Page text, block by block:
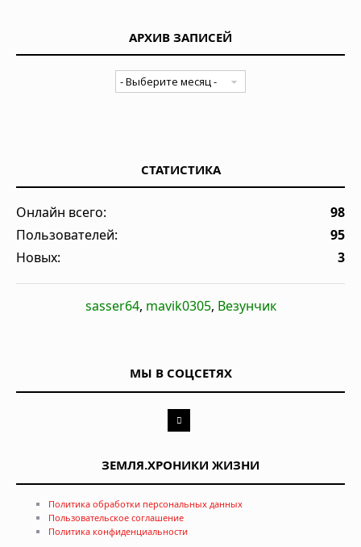
АРХИВ ЗАПИСЕЙ
СТАТИСТИКА
Онлайн всего:
98
Пользователей:
95
Новых:
3
sasser64, mavik0305, Везунчик
МЫ В СОЦСЕТЯХ
ЗЕМЛЯ.ХРОНИКИ ЖИЗНИ
Политика обработки персональных данных
Пользовательское соглашение
Политика конфиденциальности